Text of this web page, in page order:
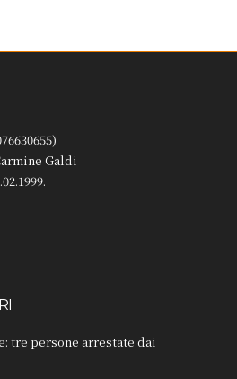
Galdi
tre persone arrestate dai